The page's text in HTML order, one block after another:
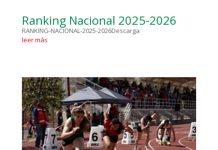
Ranking Nacional 2025-2026
RANKING-NACIONAL-2025-2026Descarga
leer más